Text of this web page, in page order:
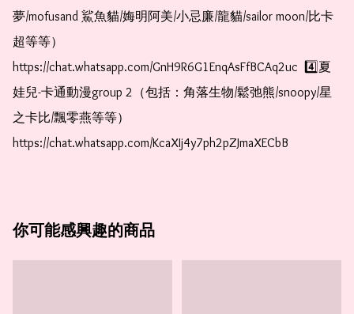
夢/mofusand 鯊魚貓/娒明阿美/小忌廉/龍貓/sailor moon/比卡
超等等）
https://chat.whatsapp.com/GnH9R6G1EnqAsFfBCAq2uc  4️⃣夏
娃兒-卡通動漫group 2（包括：角落生物/鬆弛熊/snoopy/星
之卡比/飄零燕等等）
https://chat.whatsapp.com/KcaXIj4y7ph2pZJmaXECbB
你可能感興趣的商品